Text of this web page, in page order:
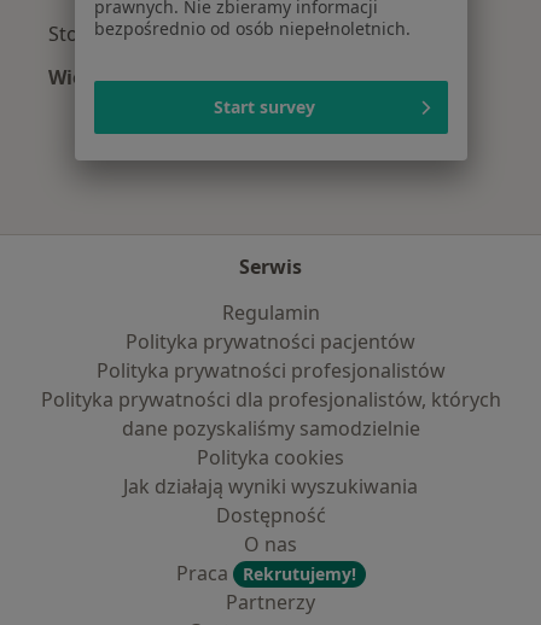
Stomatolodzy z Compensa w Wrocławiu
Więcej (1)
Więcej w kategorii: Najpopularniejsze
Serwis
Regulamin
Polityka prywatności pacjentów
Polityka prywatności profesjonalistów
Polityka prywatności dla profesjonalistów, których
dane pozyskaliśmy samodzielnie
Polityka cookies
Jak działają wyniki wyszukiwania
Dostępność
O nas
Praca
Rekrutujemy!
Partnerzy
prawnych. Nie zbieramy informacji
bezpośrednio od osób niepełnoletnich.
Start survey